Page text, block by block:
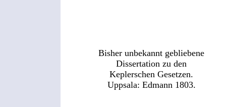
Bisher unbekannt gebliebene
Dissertation zu den
Keplerschen Gesetzen.
Uppsala: Edmann 1803.